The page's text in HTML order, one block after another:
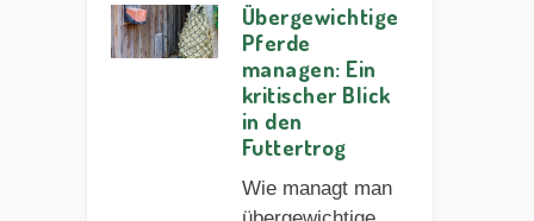
Übergewichtige
Pferde
managen: Ein
kritischer Blick
in den
Futtertrog
Wie managt man